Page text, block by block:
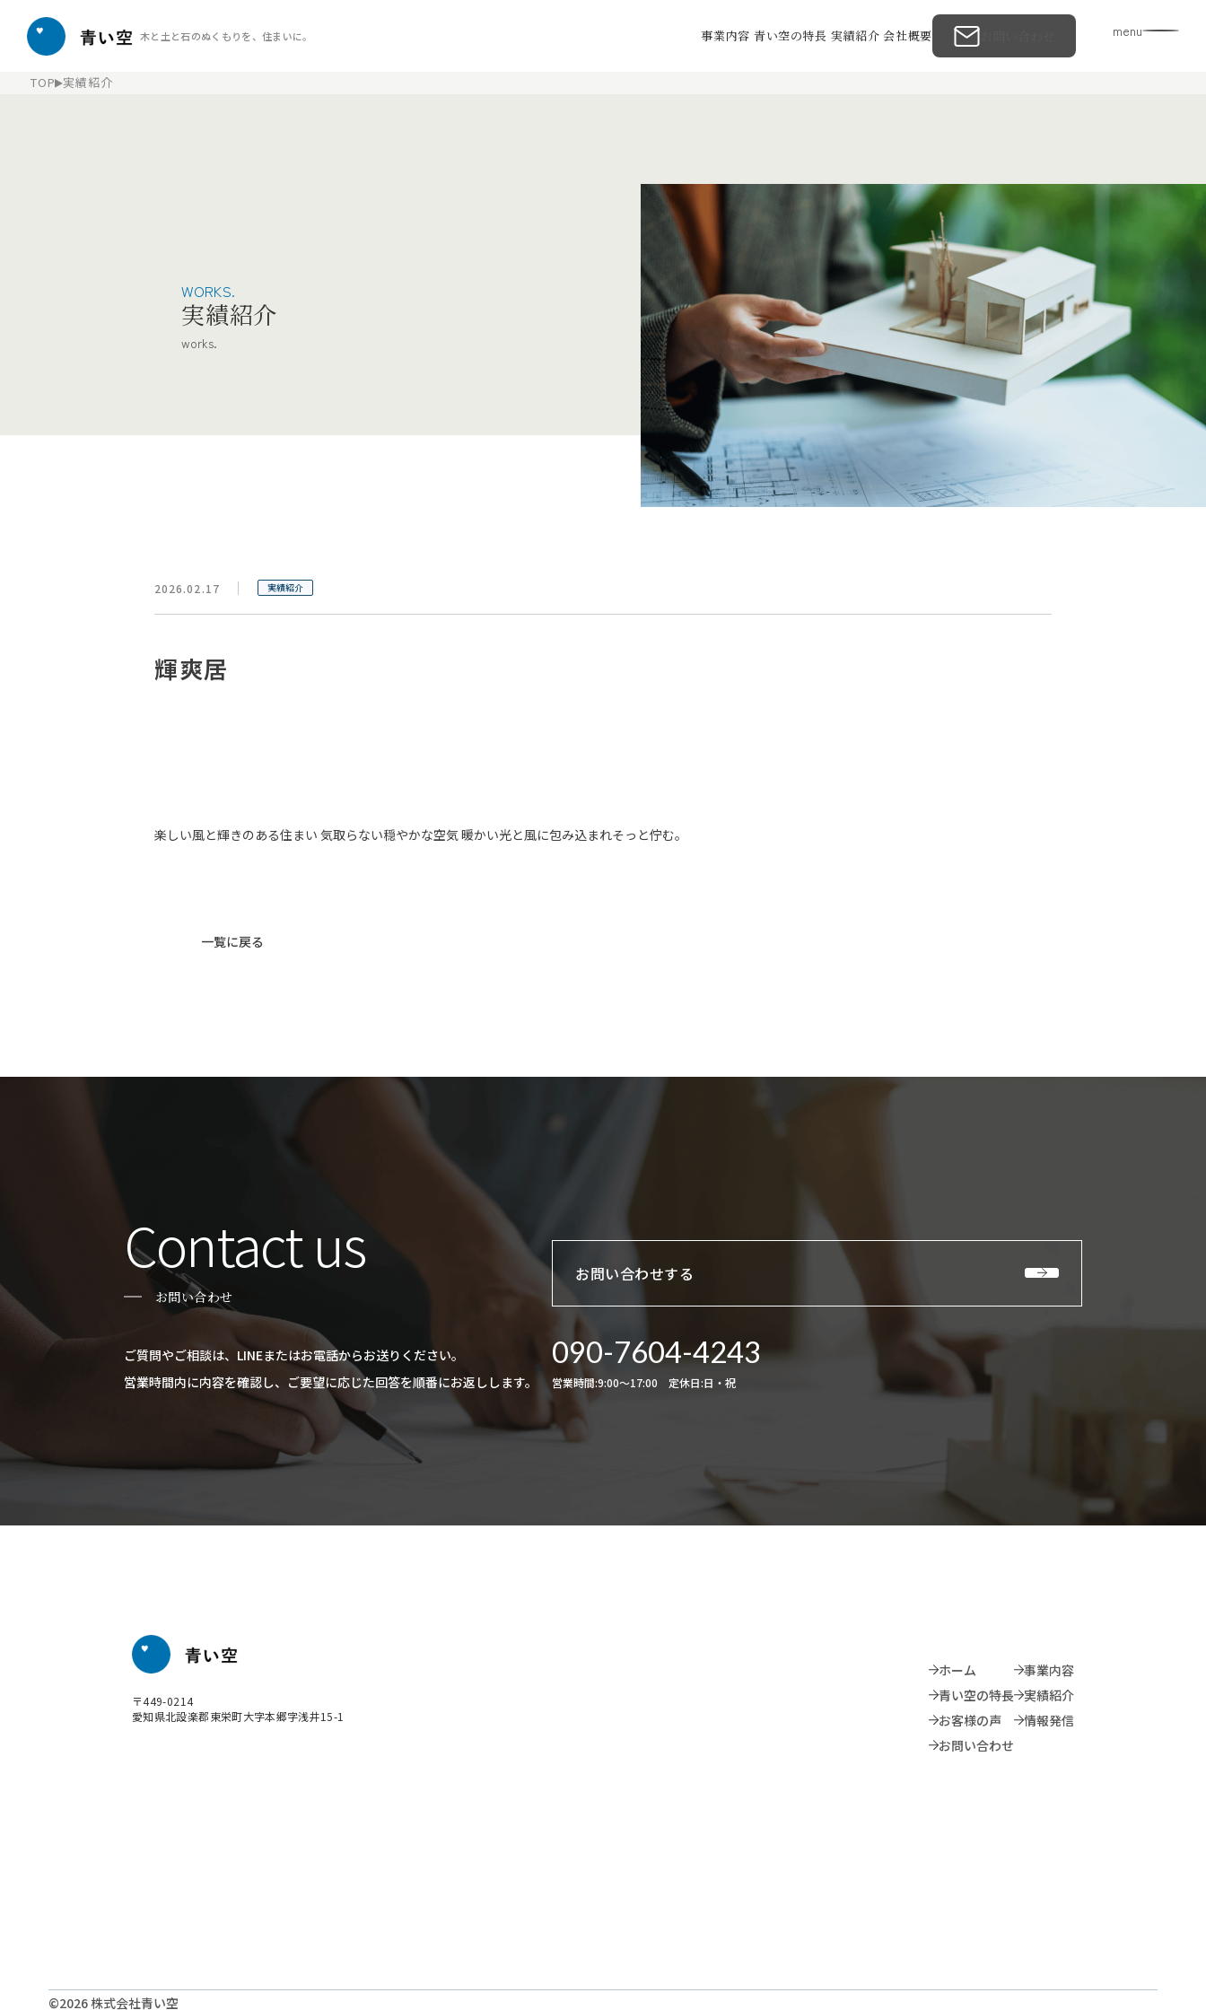
木と土と石のぬくもりを、住まいに。 事業内容 青い空の特長 実績紹介 会社概要 menu
TOP 実績紹介
WORKS.
実績紹介
works.
2026.02.17 実績紹介
輝爽居
楽しい風と輝きのある住まい 気取らない穏やかな空気 暖かい光と風に包み込まれそっと佇む。
一覧に戻る
Contact us
お問い合わせ
ご質問やご相談は、LINEまたはお電話からお送りください。
​​​​​​​営業時間内に内容を確認し、ご要望に応じた回答を順番にお返しします。
お問い合わせする
090-7604-4243
営業時間:9:00〜17:00 定休日:日・祝
〒449-0214
​​​​​​​愛知県北設楽郡東栄町大字本郷字浅井15-1
ホーム
青い空の特長
お客様の声
お問い合わせ
事業内容
実績紹介
情報発信
©2026 株式会社青い空